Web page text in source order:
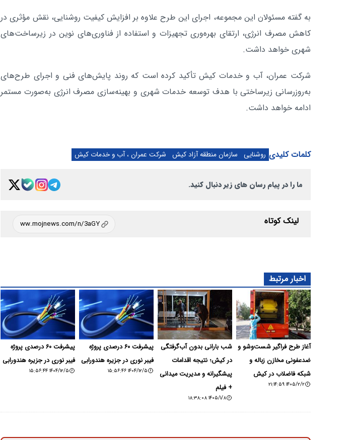
به گفته مسئولان این مجموعه، اجرای این طرح علاوه بر افزایش کیفیت روشنایی، نقش مؤثری در
کاهش مصرف انرژی، ارتقای بهره‌وری تجهیزات و استفاده از فناوری‌های نوین در زیرساخت‌های
شهری خواهد داشت.
شرکت عمران، آب و خدمات کیش تأکید کرده است که روند پایش‌های فنی و اجرای طرح‌های
به‌روزرسانی زیرساختی با هدف توسعه خدمات شهری و بهینه‌سازی مصرف انرژی به‌صورت مستمر
ادامه خواهد داشت.
کلمات کلیدی روشنایی سازمان منطقه آزاد کیش شرکت عمران ، آب و خدمات کیش
ما را در پیام رسان های زیر دنبال کنید.
لینک کوتاه
اخبار مرتبط
آغاز طرح فراگیر شست‌وشو و
ضدعفونی مخازن زباله و
شبکه فاضلاب در کیش
۱۴۰۵/۲/۲ ۲۱:۱۴:۵۹
شب بارانی بدون آب‌گرفتگی
در کیش؛ نتیجه اقدامات
پیشگیرانه و مدیریت میدانی
+ فیلم
۱۴۰۵/۱/۸ ۱۸:۳۸:۰۸
پیشرفت ۶۰ درصدی پروژه
فیبر نوری در جزیره هندورابی
۱۴۰۴/۱۲/۵ ۱۵:۵۶:۴۶
پیشرفت ۶۰ درصدی پروژه
فیبر نوری در جزیره هندورابی
۱۴۰۴/۱۲/۵ ۱۵:۵۶:۴۴